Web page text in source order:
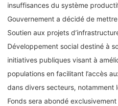
insuffisances du système
Gouvernement a décidé de
Soutien aux projets
Développement social destiné à
initiatives publiques visant à
populations en facilitant l’accès
dans divers secteurs, notamment
Fonds sera abondé